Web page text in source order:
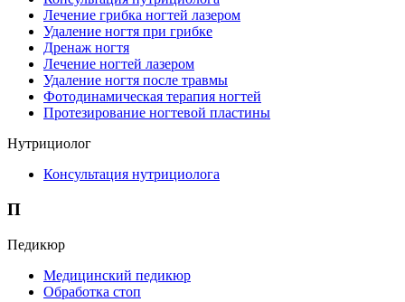
Лечение грибка ногтей лазером
Удаление ногтя при грибке
Дренаж ногтя
Лечение ногтей лазером
Удаление ногтя после травмы
Фотодинамическая терапия ногтей
Протезирование ногтевой пластины
Нутрициолог
Консультация нутрициолога
П
Педикюр
Медицинский педикюр
Обработка стоп